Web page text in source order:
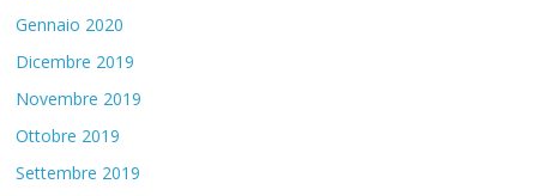
Gennaio 2020
Dicembre 2019
Novembre 2019
Ottobre 2019
Settembre 2019